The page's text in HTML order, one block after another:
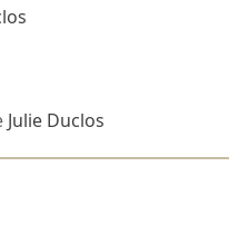
Julie Duclos